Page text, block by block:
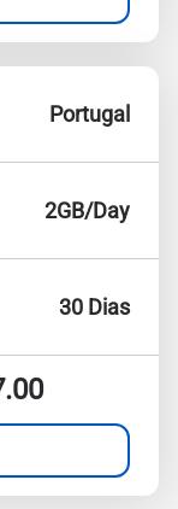
Portugal
2GB/Day
30 Dias